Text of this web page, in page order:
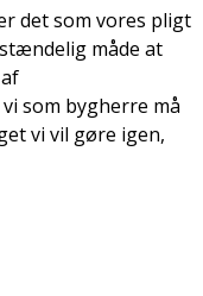
det som vores pligt
måde at
som bygherre må
vi vil gøre igen,